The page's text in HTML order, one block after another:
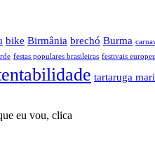
bike Birmânia brechó Burma
festas populares brasileiras festivais
tartaruga
eu vou, clica